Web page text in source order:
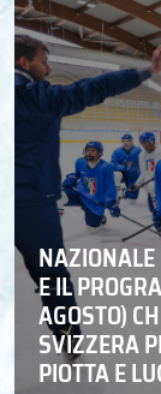
E IL
AGOSTO)
SVIZZERA
PIOTTA E